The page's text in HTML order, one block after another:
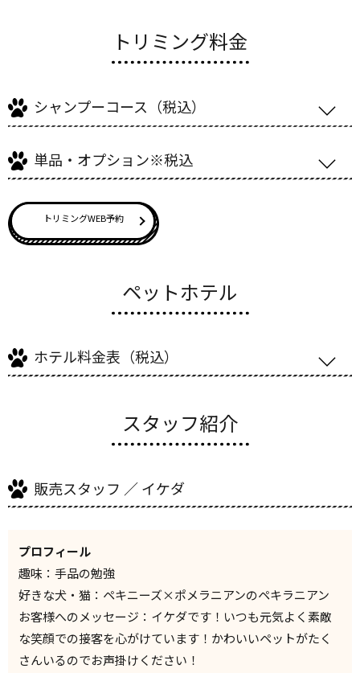
トリミング料金
シャンプーコース（税込）
単品・オプション※税込
トリミングWEB予約
ペットホテル
ホテル料金表（税込）
スタッフ紹介
販売スタッフ ／ イケダ
プロフィール
趣味：手品の勉強
好きな犬・猫：ペキニーズ×ポメラニアンのペキラニアン
お客様へのメッセージ：イケダです！いつも元気よく素敵
な笑顔での接客を心がけています！かわいいペットがたく
さんいるのでお声掛けください！